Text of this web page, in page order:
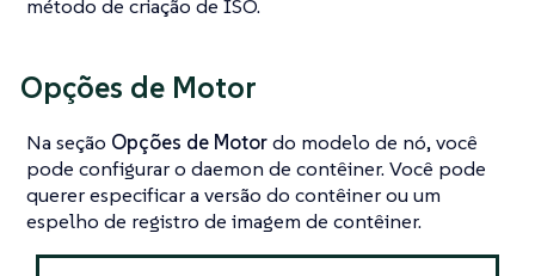
método de criação de ISO.
Opções de Motor
Na seção Opções de Motordo modelo de nó, você
pode configurar o daemon de contêiner. Você pode
querer especificar a versão do contêiner ou um
espelho de registro de imagem de contêiner.